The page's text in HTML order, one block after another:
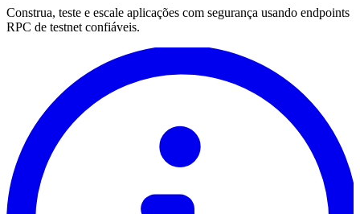
Construa, teste e escale aplicações com segurança usando endpoints
RPC de testnet confiáveis.